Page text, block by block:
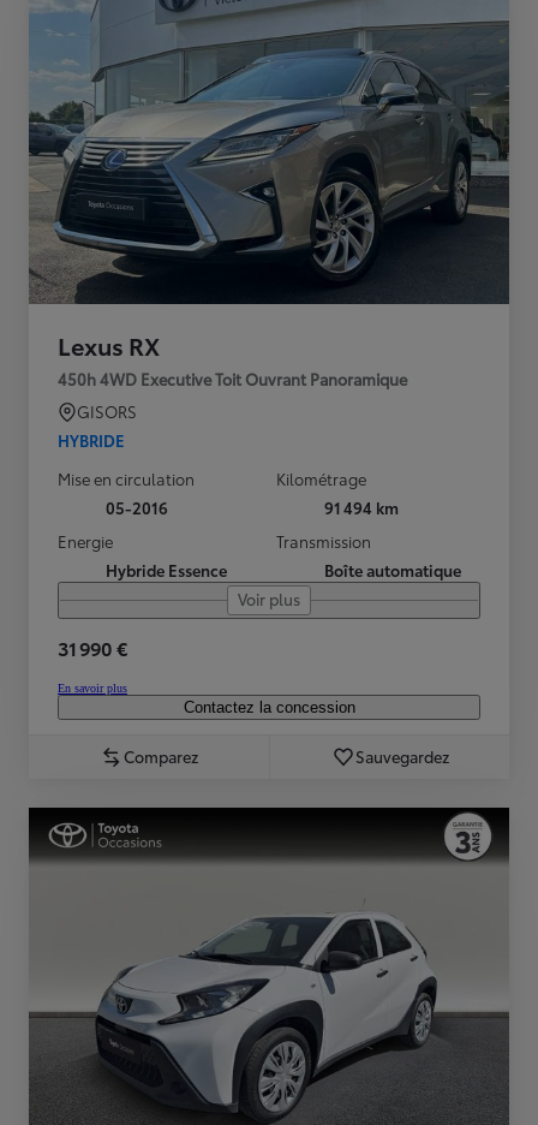
Lexus RX
450h 4WD Executive Toit Ouvrant Panoramique
GISORS
HYBRIDE
Mise en circulation
05-2016
Kilométrage
91 494 km
Energie
Hybride Essence
Transmission
Boîte automatique
Voir plus
31 990 €
En savoir plus
Contactez la concession
Comparez Sauvegardez